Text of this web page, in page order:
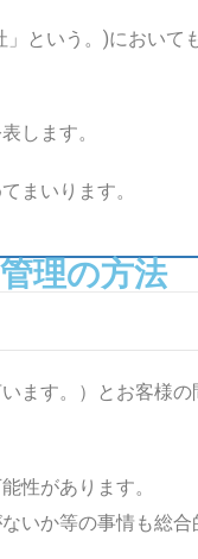
という。)において
します。
まいります。
理の方法
ます。）とお客様の
性があります。
いか等の事情も総合